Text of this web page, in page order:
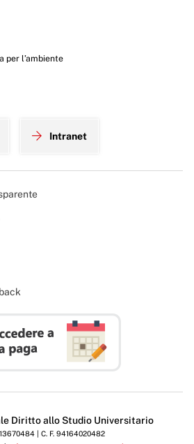
per l’ambiente
Intranet
Diritto allo Studio Universitario
| C. F. 94164020482